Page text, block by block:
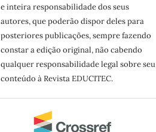
e inteira responsabilidade dos seus
autores, que poderão dispor deles para
posteriores publicações, sempre fazendo
constar a edição original, não cabendo
qualquer responsabilidade legal sobre seu
conteúdo à Revista EDUCITEC.